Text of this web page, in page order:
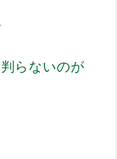
らないのが